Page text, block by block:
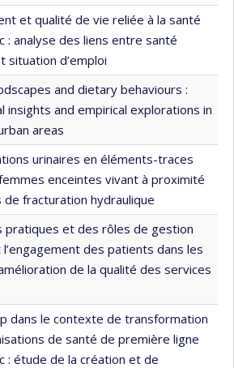
et qualité de vie reliée à la santé
: analyse des liens entre santé
situation d’emploi
and dietary behaviours :
insights and empirical explorations in
areas
urinaires en éléments-traces
enceintes vivant à proximité
de fracturation hydraulique
pratiques et des rôles de gestion
des patients dans les
de la qualité des services
dans le contexte de transformation
de santé de première ligne
: étude de la création et de